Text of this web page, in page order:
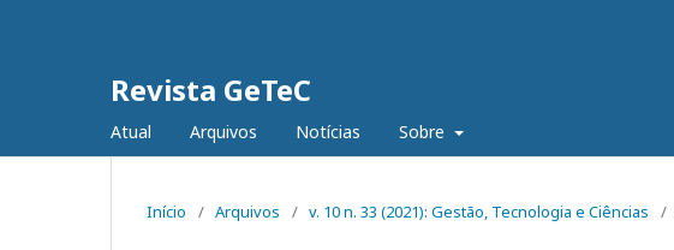
Revista GeTeC
Atual Arquivos Notícias Sobre
Início / Arquivos / v. 10 n. 33 (2021): Gestão, Tecnologia e Ciências /